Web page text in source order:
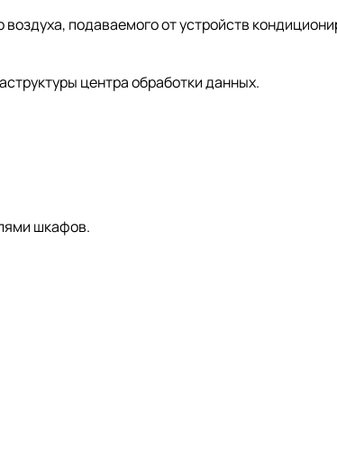
подаваемого от устройств
центра обработки данных.
шкафов.